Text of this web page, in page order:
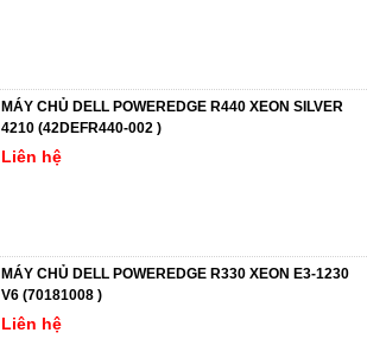
MÁY CHỦ DELL POWEREDGE R440 XEON SILVER
4210 (42DEFR440-002 )
Liên hệ
MÁY CHỦ DELL POWEREDGE R330 XEON E3-1230
V6 (70181008 )
Liên hệ